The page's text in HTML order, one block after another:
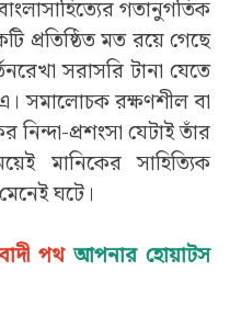
গতানুগতিক
প্রতিষ্ঠিত মত রয়ে গেছে
সরাসরি টানা যেতে
সমালোচক রক্ষণশীল বা
প্রশংসা যেটাই তাঁর
মানিকের সাহিত্যিক
ঘটে।
পথ আপনার হোয়াটস